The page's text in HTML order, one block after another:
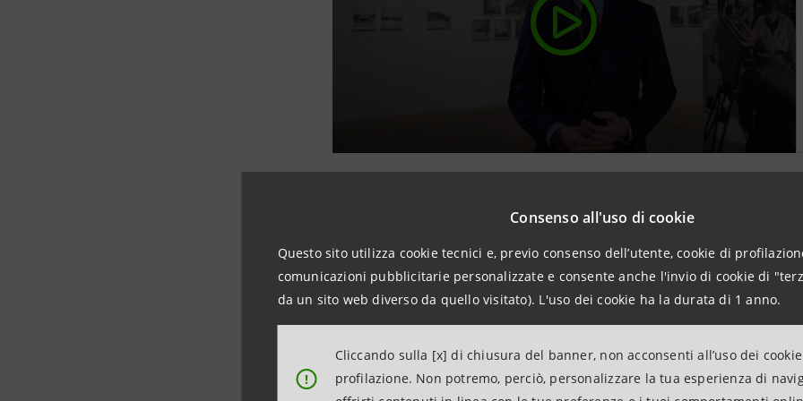
Consenso all'uso di cookie
Questo sito utilizza cookie tecnici e, previo consenso dell’utente, cookie di
comunicazioni pubblicitarie personalizzate e consente anche l'invio di cookie di
da un sito web diverso da quello visitato). L'uso dei cookie ha la durata di 1 anno.
!
Cliccando sulla [x] di chiusura del banner, non acconsenti all’uso dei
profilazione. Non potremo, perciò, personalizzare la tua esperienza di
Publifoto e la documentazione di un
Publifoto seguì in modo esteso i Giochi Olimpici Invernali del 1956,
fotografie, grazie al lavoro di sei fotografi specializzati. Le
conservato presso lo CSAC dell’Università di Parma, che